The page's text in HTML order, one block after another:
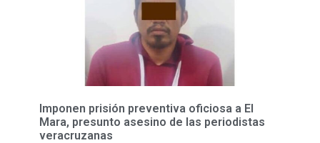
Imponen prisión preventiva oficiosa a El
Mara, presunto asesino de las periodistas
veracruzanas